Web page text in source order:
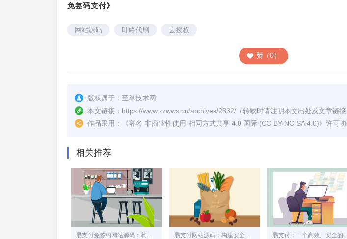
免签码支付》
网站源码 叮咚代刷 去授权
赞（0）
版权属于： 至尊技术网
本文链接： https://www.zzwws.cn/archives/2832/ （转载时请注明本文出处及文章链接
作品采用：
《署名-非商业性使用-相同方式共享 4.0 国际 (CC BY-NC-SA 4.0)》许可
相关推荐
易支付免签约网站源码：构建安全高效的在线支付平台 易支付网站源码：构建安全、高效的在线支付解决方案 易支付：一个高效、安全